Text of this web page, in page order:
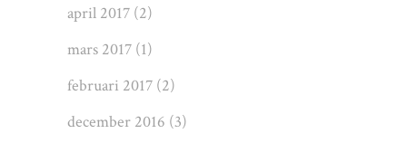
april 2017 (2)
mars 2017 (1)
februari 2017 (2)
december 2016 (3)